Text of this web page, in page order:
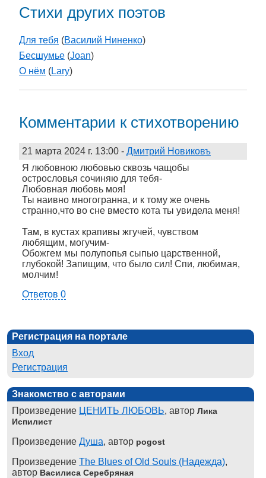
Стихи других поэтов
Для тебя (Василий Ниненко)
Бесшумье (Joan)
О нём (Lary)
Комментарии к стихотворению
21 марта 2024 г. 13:00 - Дмитрий Новиковъ
Я любовною любовью сквозь чащобы
острословья сочиняю для тебя-
Любовная любовь моя!
Ты наивно многогранна, и к тому же очень
странно,что во сне вместо кота ты увидела меня!
Там, в кустах крапивы жгучей, чувством
любящим, могучим-
Обожгем мы полупопья сыпью царственной,
глубокой! Запищим, что было сил! Спи, любимая,
молчим!
Ответов 0
Регистрация на портале
Вход
Регистрация
Знакомство с авторами
Произведение ЦЕНИТЬ ЛЮБОВЬ, автор Лика
Испилист
Произведение Душа, автор pogost
Произведение The Blues of Old Souls (Надежда),
автор Василиса Серебряная